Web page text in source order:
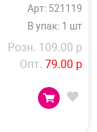
Арт: 521119
В упак: 1 шт
Розн. 109.00 р
Опт. 79.00 р